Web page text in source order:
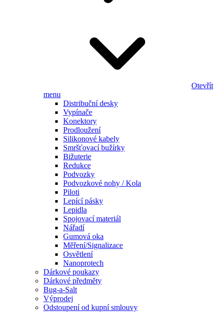
Otevřít
menu
Distribuční desky
Vypínače
Konektory
Prodloužení
Silikonové kabely
Smršťovací bužírky
Bižuterie
Redukce
Podvozky
Podvozkové nohy / Kola
Piloti
Lepící pásky
Lepidla
Spojovací materiál
Nářadí
Gumová oka
Měření/Signalizace
Osvětlení
Nanoprotech
Dárkové poukazy
Dárkové předměty
Bug-a-Salt
Výprodej
Odstoupení od kupní smlouvy